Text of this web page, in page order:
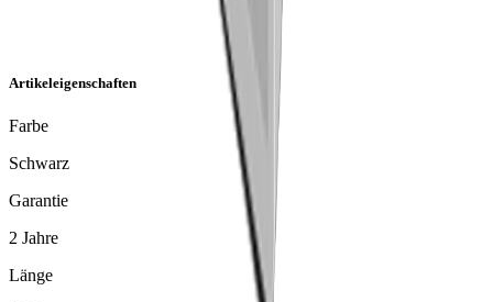
Artikeleigenschaften
Farbe
Schwarz
Garantie
2 Jahre
Länge